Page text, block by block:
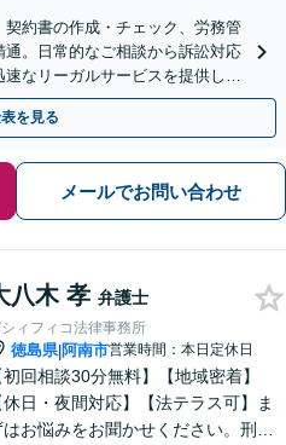
契約書の作成・チェック、労務管
。日常的なご相談から訴訟対応
なリーガルサービスを提供しま
相談可】
を見る
メールでお問い合わせ
八木 孝 弁護士
ィフィコ法律事務所
徳島県|阿南市営業時間：本日定休日
初回相談30分無料】【地域密着】
休日・夜間対応】【法テラス可】ま
お悩みをお聞かせください。刑事